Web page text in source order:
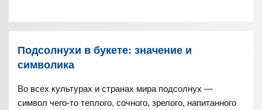
Подсолнухи в букете: значение и
символика
Во всех культурах и странах мира подсолнух —
символ чего-то теплого, сочного, зрелого, напитанного